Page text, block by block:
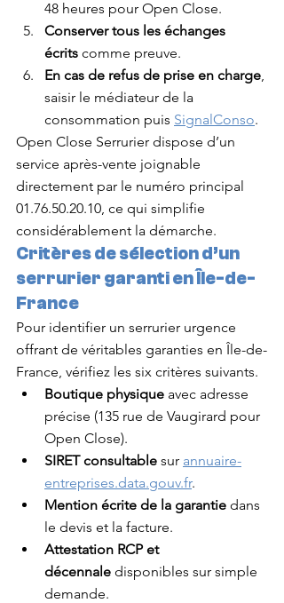
48 heures pour Open Close.
Conserver tous les échanges
écrits comme preuve.
En cas de refus de prise en charge
saisir le médiateur de la
consommation puis SignalConso.
Open Close Serrurier dispose d’un
service après-vente joignable
directement par le numéro principal
01.76.50.20.10, ce qui simplifie
considérablement la démarche.
Critères de sélection d’un
serrurier garanti en Île-de-
France
Pour identifier un serrurier urgence
offrant de véritables garanties en Île-de-
France, vérifiez les six critères suivants.
Boutique physique avec adresse
précise (135 rue de Vaugirard pour
Open Close).
SIRET consultable sur annuaire-
entreprises.data.gouv.fr.
Mention écrite de la garantie dans
le devis et la facture.
Attestation RCP et
décennale disponibles sur simple
demande.